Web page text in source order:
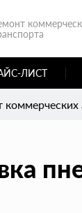
ЛИСТ
коммерческих